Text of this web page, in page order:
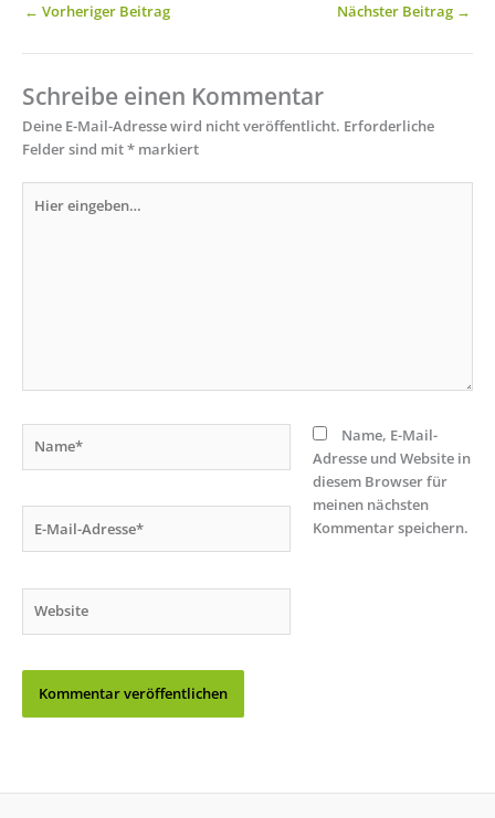
← Vorheriger Beitrag Nächster Beitrag →
Schreibe einen Kommentar
Deine E-Mail-Adresse wird nicht veröffentlicht. Erforderliche
Felder sind mit* markiert
eingeben…
Mail-
Name, E-Mail-
Adresse und Website in
diesem Browser für
meinen nächsten
Kommentar speichern.